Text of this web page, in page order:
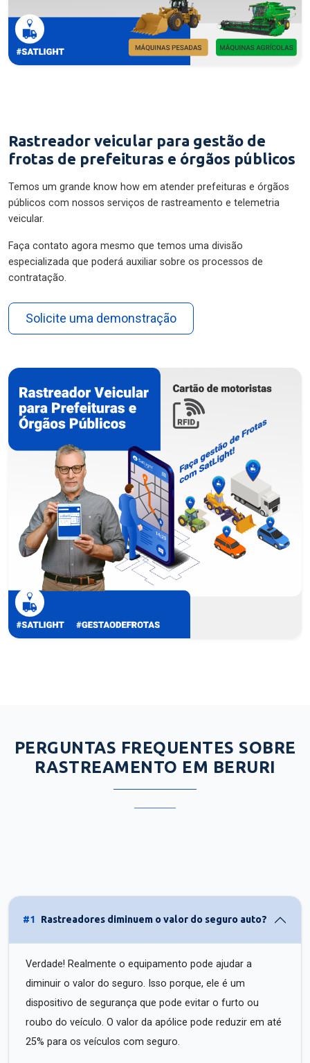
Rastreador veicular para gestão de
frotas de prefeituras e órgãos públicos
Temos um grande know how em atender prefeituras e órgãos
públicos com nossos serviços de rastreamento e telemetria
veicular.
Faça contato agora mesmo que temos uma divisão
especializada que poderá auxiliar sobre os processos de
contratação.
Solicite uma demonstração
PERGUNTAS FREQUENTES SOBRE
RASTREAMENTO EM BERURI
#1 Rastreadores diminuem o valor do seguro auto?
Verdade! Realmente o equipamento pode ajudar a
diminuir o valor do seguro. Isso porque, ele é um
dispositivo de segurança que pode evitar o furto ou
roubo do veículo. O valor da apólice pode reduzir em até
25% para os veículos com seguro.